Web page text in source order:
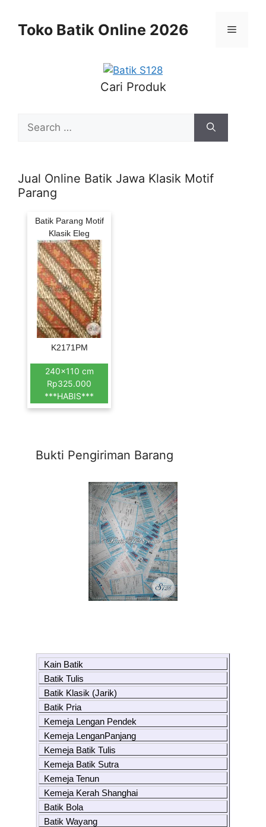
contentToko Batik Online 2026 Menu
Cari Produk
for:
Jual Online Batik Jawa Klasik Motif
Parang
Batik Parang Motif
Klasik Eleg
K2171PM
240×110 cm
Rp325.000
***HABIS***
Bukti Pengiriman Barang
Kain Batik
Batik Tulis
Batik Klasik (Jarik)
Batik Pria
Kemeja Lengan Pendek
Kemeja LenganPanjang
Kemeja Batik Tulis
Kemeja Batik Sutra
Kemeja Tenun
Kemeja Kerah Shanghai
Batik Bola
Batik Wayang